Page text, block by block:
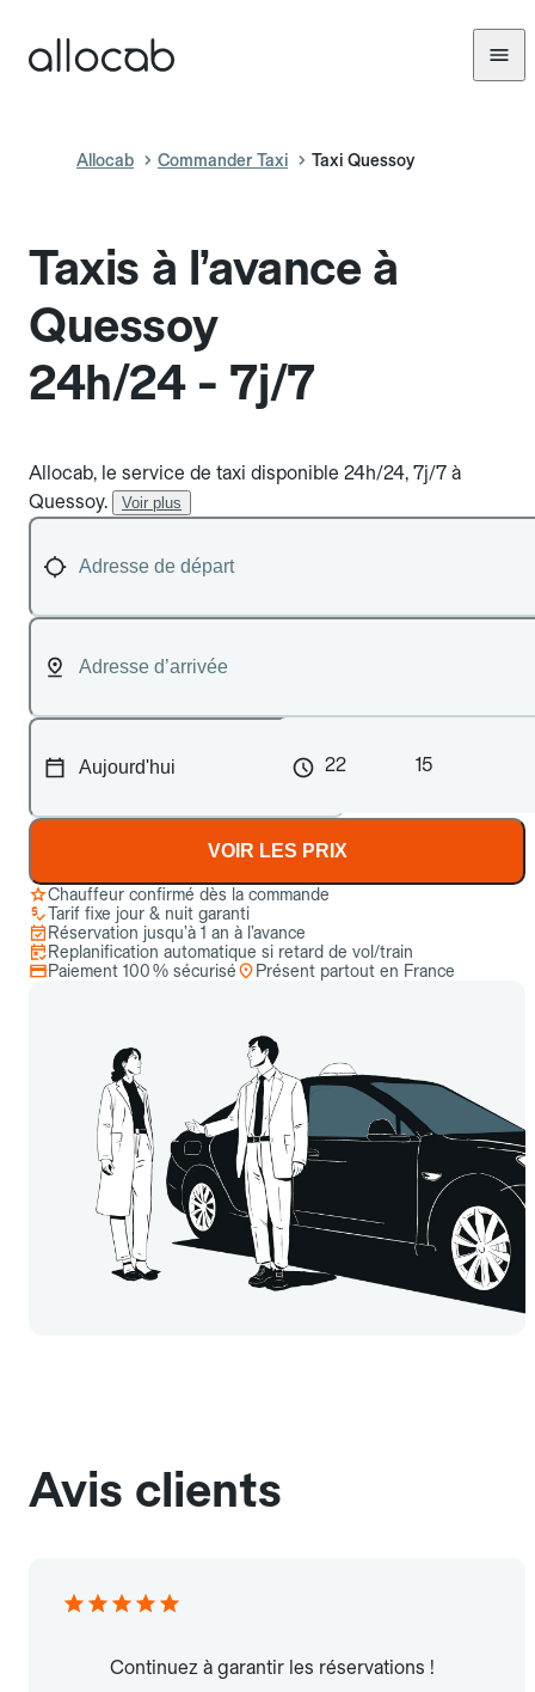
Allocab Commander Taxi Taxi Quessoy
Taxis à l’avance à
Quessoy
24h/24 - 7j/7
Allocab, le service de taxi disponible 24h/24, 7j/7 à
Quessoy.
Voir plus
22 15
VOIR LES PRIX
Chauffeur confirmé dès la commande
Tarif fixe jour & nuit garanti
Réservation jusqu’à 1 an à l’avance
Replanification automatique si retard de vol/train
Paiement 100 % sécurisé
Présent partout en France
Avis clients
Continuez à garantir les réservations !